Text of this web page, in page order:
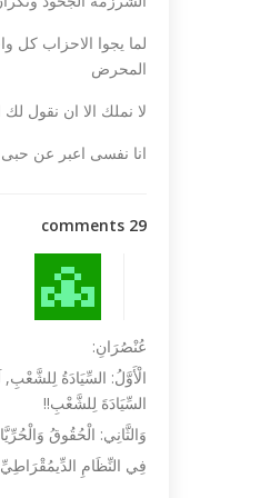
لما يجوا الاحزاب كل
المحرض
لا نملك الا ان نقول
انا نفسى اعبر عن حبى
29 comments
عُنْصُرَانِ:
الْأَوَّلُ: السِّيَادَةُ
السِّيَادَةَ لِلشَّعْبِ!!
وَالثَّانِي: الْحُقُوقُ
فِي النِّظَامِ